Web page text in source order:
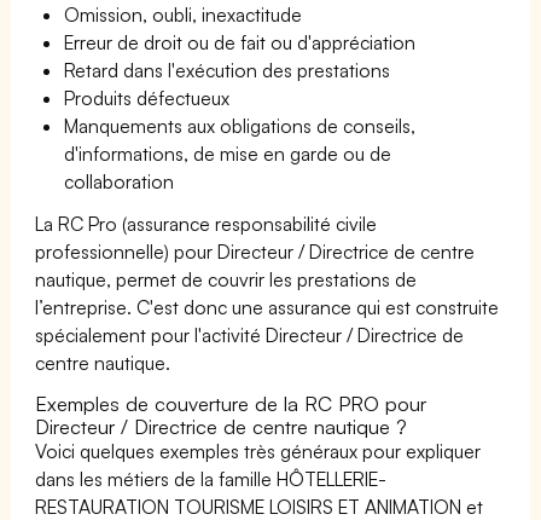
Omission, oubli, inexactitude
Erreur de droit ou de fait ou d'appréciation
Retard dans l'exécution des prestations
Produits défectueux
Manquements aux obligations de conseils,
d'informations, de mise en garde ou de
collaboration
La RC Pro (assurance responsabilité civile
professionnelle) pour Directeur / Directrice de centre
nautique, permet de couvrir les prestations de
l’entreprise. C'est donc une assurance qui est construite
spécialement pour l'activité Directeur / Directrice de
centre nautique.
Exemples de couverture de la RC PRO pour
Directeur / Directrice de centre nautique ?
Voici quelques exemples très généraux pour expliquer
dans les métiers de la famille HÔTELLERIE-
RESTAURATION TOURISME LOISIRS ET ANIMATION et